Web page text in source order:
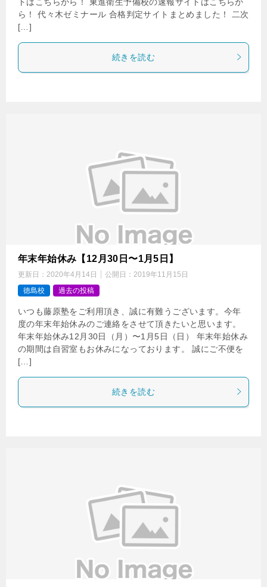
ら！ 代々木ゼミナール 合格判定サイトまとめました！ 二次
[…]
続きを読む
年末年始休み【12月30日〜1月5日】
更新日： 2020年4月14日 公開日： 2019年11月15日
徳島校
過去の投稿
いつも藤原塾をご利用頂き、誠に有難うございます。今年
度の年末年始休みのご連絡をさせて頂きたいと思います。
年末年始休み12月30日（月）〜1月5日（日） 年末年始休み
の期間は自習室もお休みになっております。 誠にご不便を
[…]
続きを読む